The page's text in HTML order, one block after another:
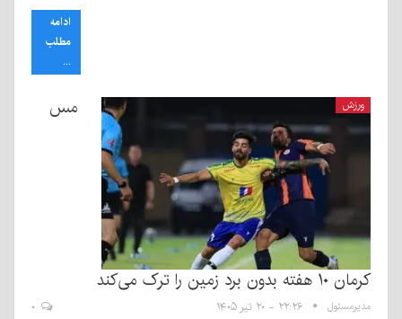
ادامه
مطلب
...
ورزش مس
کرمان ۱۰ هفته بدون برد زمین را ترک می‌کند
مدیرمسئول ۲۲:۲۶ - ۲۰ تیر ۱۴۰۵